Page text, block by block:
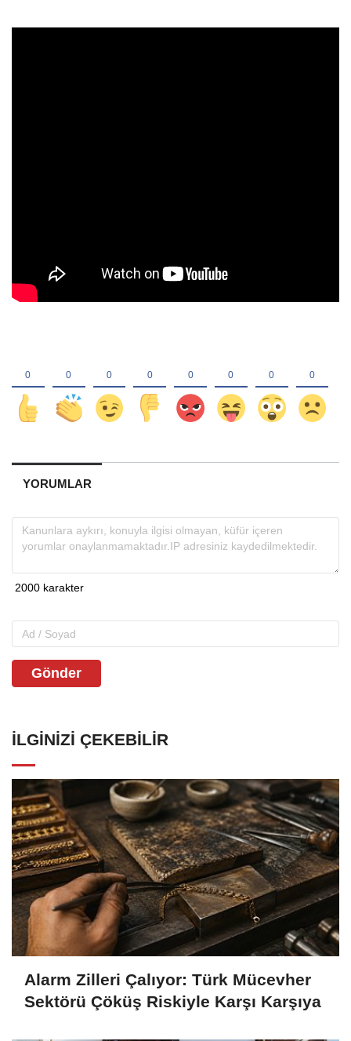
YORUMLAR
Gönder
İLGINIZI ÇEKEBILIR
Alarm Zilleri Çalıyor: Türk Mücevher
Sektörü Çöküş Riskiyle Karşı Karşıya